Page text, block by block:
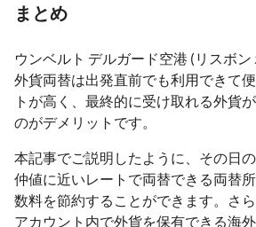
まとめ
ウンベルト デルガード空港 (リスボ
外貨両替は出発直前でも利用できて
トが高く、最終的に受け取れる外貨
のがデメリットです。
本記事でご説明したように、その日
仲値に近いレートで両替できる両替
数料を節約することができます。さ
アカウント内で外貨を保有できる海